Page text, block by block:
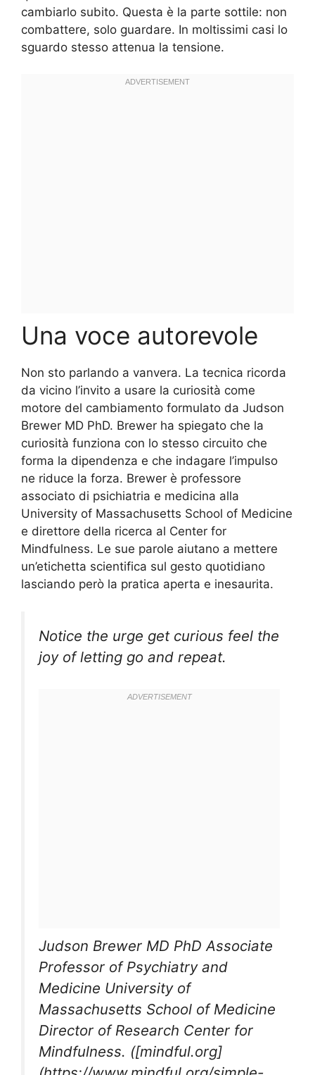
cambiarlo subito. Questa è la parte sottile: non
combattere, solo guardare. In moltissimi casi lo
sguardo stesso attenua la tensione.
Una voce autorevole
Non sto parlando a vanvera. La tecnica ricorda
da vicino l’invito a usare la curiosità come
motore del cambiamento formulato da Judson
Brewer MD PhD. Brewer ha spiegato che la
curiosità funziona con lo stesso circuito che
forma la dipendenza e che indagare l’impulso
ne riduce la forza. Brewer è professore
associato di psichiatria e medicina alla
University of Massachusetts School of Medicine
e direttore della ricerca al Center for
Mindfulness. Le sue parole aiutano a mettere
un’etichetta scientifica sul gesto quotidiano
lasciando però la pratica aperta e inesaurita.
Notice the urge get curious feel the
joy of letting go and repeat.
Judson Brewer MD PhD Associate
Professor of Psychiatry and
Medicine University of
Massachusetts School of Medicine
Director of Research Center for
Mindfulness. ([mindful.org]